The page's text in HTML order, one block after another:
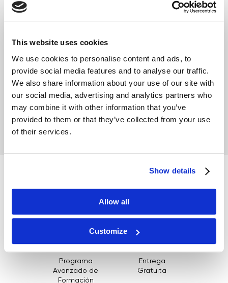
This website uses cookies
We use cookies to personalise content and ads, to
provide social media features and to analyse our traffic.
We also share information about your use of our site with
our social media, advertising and analytics partners who
may combine it with other information that you’ve
provided to them or that they’ve collected from your use
of their services.
Show details
Allow all
Customize
Cálculo del ROI
Posibilidades de financiamiento
Formación gratuita
Especificaciones técnicas:
¿QUE VIENE INCLUIDO?
Programa
Avanzado de
Formación
Entrega
Gratuita